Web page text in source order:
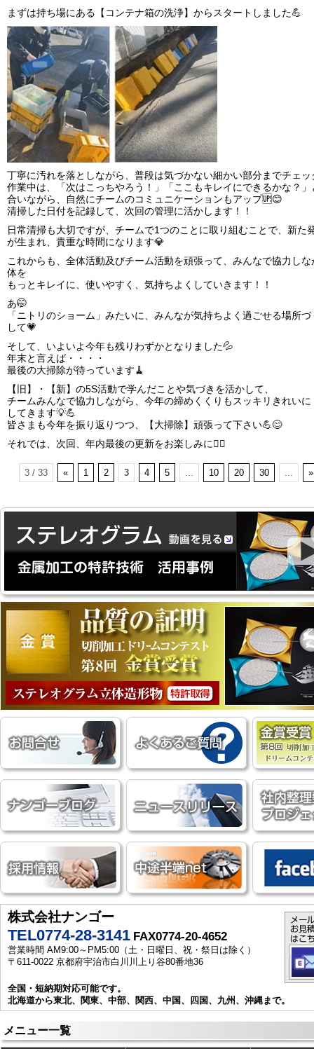
まずは持ち場にある【コンテナ箱の洗浄】からスタートしました💪
丁寧に汚れを落としながら、普段は気づかない細かい部分までチェッ
作業中は、「次はこっちやろう！」「ここもキレイにできるかな？」
合いながら、自然にチームのコミュニケーションもアップ🆙😊
清掃した日付を記録して、次回の管理に活かします！！
日常清掃も大切ですが、チームで1つのことに取り組むことで、新た
が生まれ、貴重な時間になります💎
これからも、全体活動及びチーム活動を頑張って、みんなで協力し
体を
もっとキレイに、使いやすく、気持ちよくしていきます！！
あ🤭
「ニトリのショーム」みたいに、みんなが気持ちよく過ごせる場所
して💗
そして、いよいよ今年も残りわずかとなりました💦
年末と言えば・・・・
最後の大掃除が待っています🧹
【旧】・【新】の5S活動で学んだことや気づきを活かして、
チームみんなで協力しながら、今年の締めくくりもスッキリきれいに
してきます💡💪
皆さまも今年を振り返りつつ、【大掃除】頑張って下さい💪😊
それでは、次回、年内最後の更新をお楽しみに💁‍♀️
3 / 33 « 1 2 3 4 5 ... 10 20 30 ... »
株式会社ナンゴー
TEL0774-28-3141 FAX0774-20-4652
営業時間 AM9:00～PM5:00（土・日曜日、祝・祭日は除く）
〒611-0022 京都府宇治市白川川上り谷80番地36
全国・短納期対応可能です。
北海道から東北、関東、中部、関西、中国、四国、九州、沖縄まで。
メニュー一覧